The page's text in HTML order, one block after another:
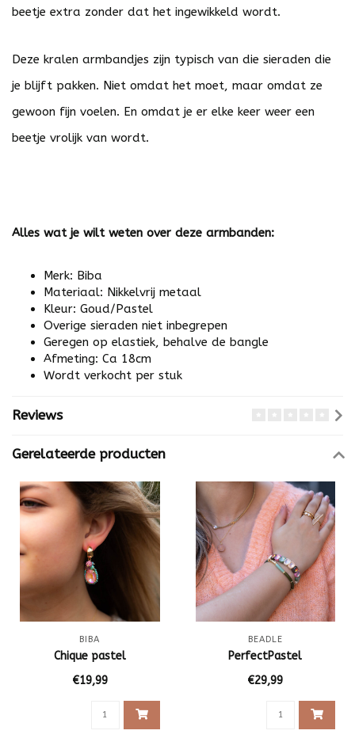
beetje extra zonder dat het ingewikkeld wordt.
Deze kralen armbandjes zijn typisch van die sieraden die
je blijft pakken. Niet omdat het moet, maar omdat ze
gewoon fijn voelen. En omdat je er elke keer weer een
beetje vrolijk van wordt.
Alles wat je wilt weten over deze armbanden:
Merk: Biba
Materiaal: Nikkelvrij metaal
Kleur: Goud/Pastel
Overige sieraden niet inbegrepen
Geregen op elastiek, behalve de bangle
Afmeting: Ca 18cm
Wordt verkocht per stuk
Reviews
Gerelateerde producten
BIBA
Chique pastel
€19,99
BEADLE
PerfectPastel
€29,99